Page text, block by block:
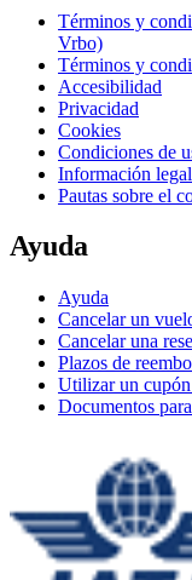
Términos y
Vrbo)
Términos y
Accesibilidad
Privacidad
Cookies
Condiciones de
Información
Pautas sobre el
Ayuda
Ayuda
Cancelar un
Cancelar una
Plazos de
Utilizar un
Documentos